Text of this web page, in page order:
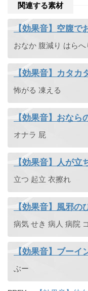
関連する素材
【効果音】空腹で
おなか 腹減り はら
【効果音】カタカ
怖がる 凍える
【効果音】おなら
オナラ 屁
【効果音】人が立
立つ 起立 衣擦れ
【効果音】風邪の
病気 せき 病人 病院
【効果音】ブーイ
ぶー